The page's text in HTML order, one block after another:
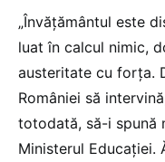
„Învățământul este
luat în calcul nimic,
austeritate cu forța.
României să
totodată, să-i spună
Ministerul Educației.